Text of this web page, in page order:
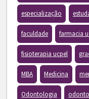
especialização
faculdade farmacia
fisioterapia ucpel
MBA Medicina
Odontologia